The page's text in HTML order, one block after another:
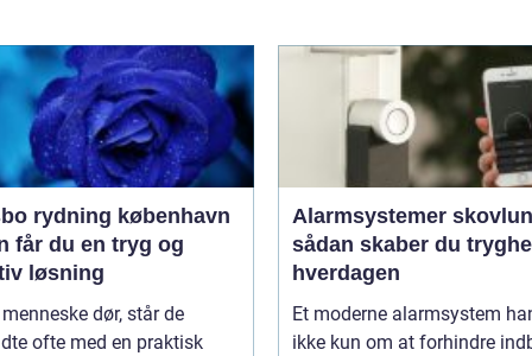
rydning københavn
får du en tryg og
løsning
dør, står de
ofte med en praktisk
Alarmsystemer
sådan skaber du
hverdagen
Et moderne alarmsystem
ikke kun om at forhindre